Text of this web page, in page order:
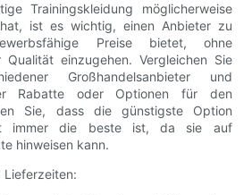
Trainingskleidung möglicherweise
ist es wichtig, einen Anbieter zu
Preise bietet, ohne
Qualität einzugehen. Vergleichen Sie
Großhandelsanbieter und
Rabatte oder Optionen für den
Sie, dass die günstigste Option
immer die beste ist, da sie auf
hinweisen kann.
Lieferzeiten: